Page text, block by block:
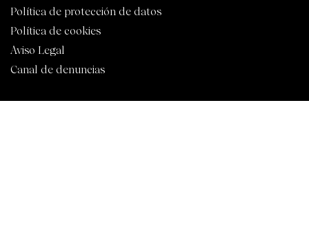
Política de protección de datos
Política de cookies
Aviso Legal
Canal de denuncias